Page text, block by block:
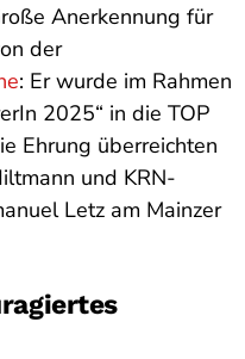
Anerkennung für
der
: Er wurde im Rahmen
2025“ in die TOP
Ehrung überreichten
und KRN-
Letz am Mainzer